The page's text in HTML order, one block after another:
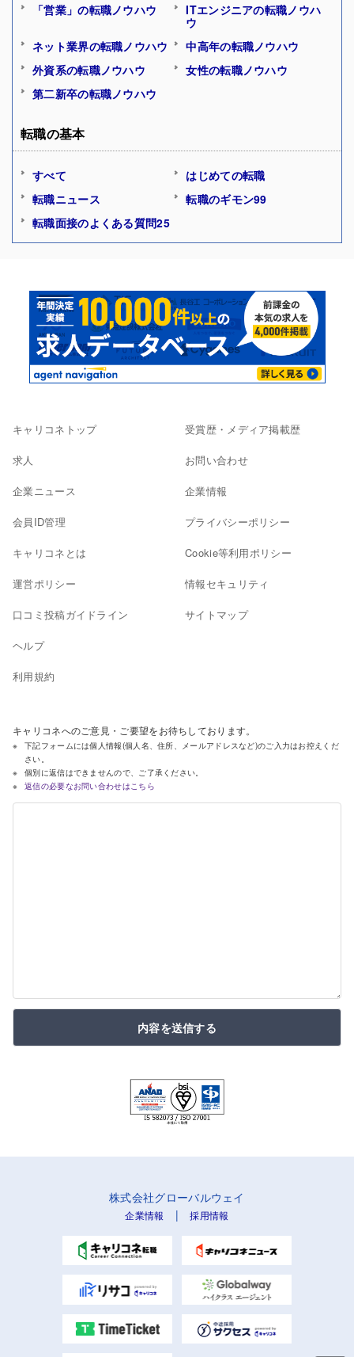
「営業」の転職ノウハウ
ITエンジニアの転職ノウハ
ウ
ネット業界の転職ノウハウ
中高年の転職ノウハウ
外資系の転職ノウハウ
女性の転職ノウハウ
第二新卒の転職ノウハウ
転職の基本
すべて
はじめての転職
転職ニュース
転職のギモン99
転職面接のよくある質問25
キャリコネトップ
求人
企業ニュース
会員ID管理
キャリコネとは
運営ポリシー
口コミ投稿ガイドライン
ヘルプ
利用規約
受賞歴・メディア掲載歴
お問い合わせ
企業情報
プライバシーポリシー
Cookie等利用ポリシー
情報セキュリティ
サイトマップ
キャリコネへのご意見・ご要望をお待ちしております。
下記フォームには個人情報(個人名、住所、メールアドレスなど)のご入力はお控えくだ
さい。
個別に返信はできませんので、ご了承ください。
返信の必要なお問い合わせはこちら
内容を送信する
株式会社グローバルウェイ
企業情報 |採用情報